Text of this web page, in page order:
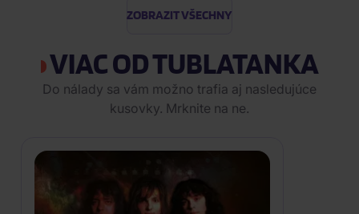
ZOBRAZIT VŠECHNY
VIAC OD TUBLATANKA
Do nálady sa vám možno trafia aj nasledujúce
kusovky. Mrknite na ne.